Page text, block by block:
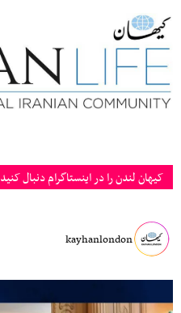
کیهان لندن را در اینستاگرام دنبال کنید
kayhanlondon